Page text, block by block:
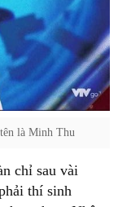
là Minh Thu
chỉ sau vài
thí sinh